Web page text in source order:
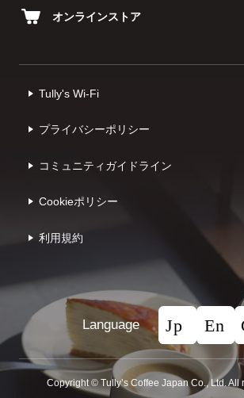
オンラインストア
Tully's Wi-Fi
プライバシーポリシー
コミュニティガイドライン
Cookieポリシー
利⽤規約
Language
Copyright © Tullyʼs Coffee Japan Co., Ltd. All